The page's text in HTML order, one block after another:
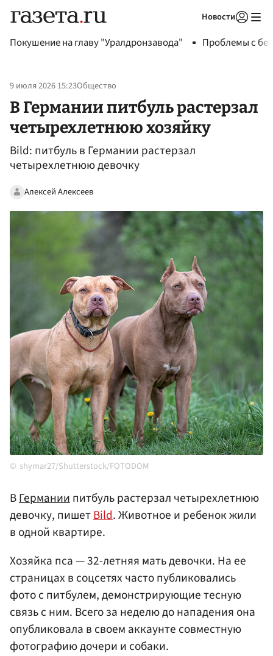
Новости
Покушение на главу "Уралдронзавода" Проблемы с
9 июля 2026 15:23Общество
В Германии питбуль растерзал
четырехлетнюю хозяйку
Bild: питбуль в Германии растерзал
четырехлетнюю девочку
Алексей Алексеев
shymar27/Shutterstock/FOTODOM
ВГерманиипитбуль растерзал четырехлетнюю
девочку, пишетBild. Животное и ребенок жили
в одной квартире.
Хозяйка пса — 32-летняя мать девочки. На ее
страницах в соцсетях часто публиковались
фото с питбулем, демонстрирующие тесную
связь с ним. Всего за неделю до нападения она
опубликовала в своем аккаунте совместную
фотографию дочери и собаки.